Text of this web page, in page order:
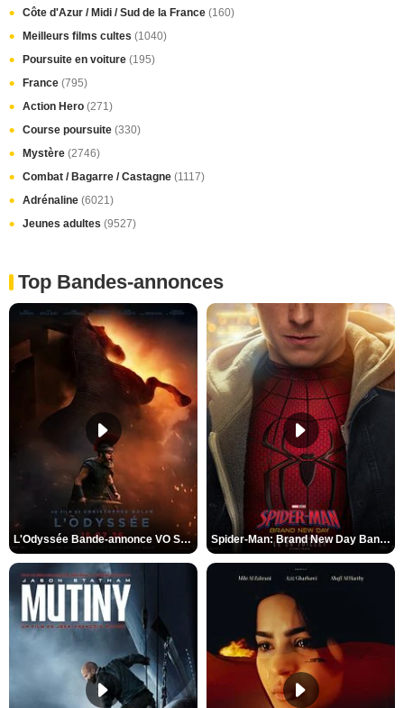
Côte d'Azur / Midi / Sud de la France (160)
Meilleurs films cultes (1040)
Poursuite en voiture (195)
France (795)
Action Hero (271)
Course poursuite (330)
Mystère (2746)
Combat / Bagarre / Castagne (1117)
Adrénaline (6021)
Jeunes adultes (9527)
Top Bandes-annonces
L'Odyssée Bande-annonce VO STFR Spider-Man: Brand New Day Bande-annonce VO STFR